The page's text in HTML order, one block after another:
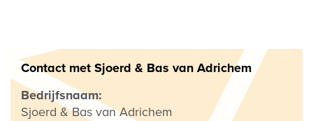
Contact met Sjoerd & Bas van Adrichem
Bedrijfsnaam:
Sjoerd & Bas van Adrichem